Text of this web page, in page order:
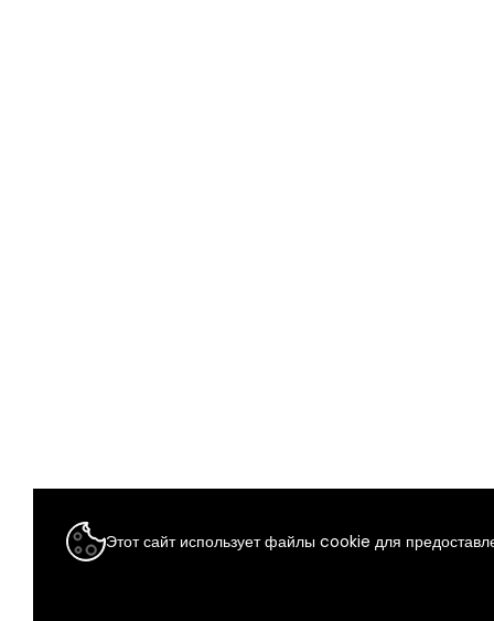
Этот сайт использует файлы cookie для